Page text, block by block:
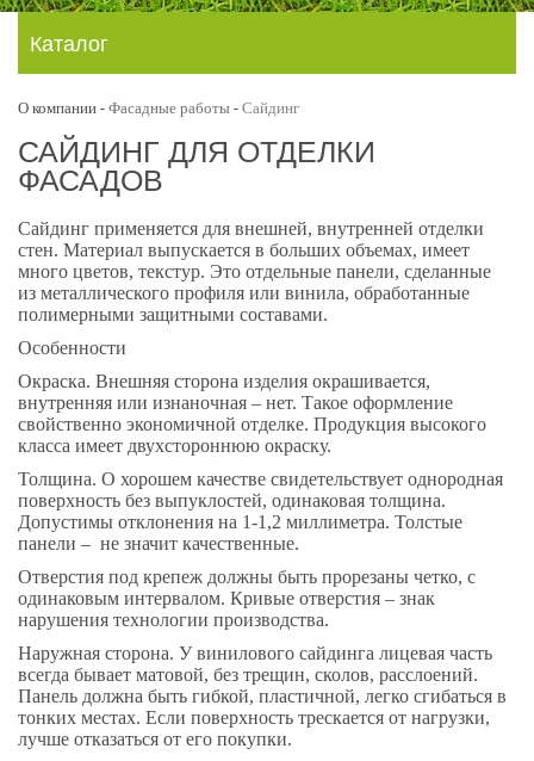
Каталог
О компании - Фасадные работы - Сайдинг
САЙДИНГ ДЛЯ ОТДЕЛКИ
ФАСАДОВ
Сайдинг применяется для внешней, внутренней отделки
стен. Материал выпускается в больших объемах, имеет
много цветов, текстур. Это отдельные панели, сделанные
из металлического профиля или винила, обработанные
полимерными защитными составами.
Особенности
Окраска. Внешняя сторона изделия окрашивается,
внутренняя или изнаночная – нет. Такое оформление
свойственно экономичной отделке. Продукция высокого
класса имеет двухстороннюю окраску.
Толщина. О хорошем качестве свидетельствует однородная
поверхность без выпуклостей, одинаковая толщина.
Допустимы отклонения на 1-1,2 миллиметра. Толстые
панели – не значит качественные.
Отверстия под крепеж должны быть прорезаны четко, с
одинаковым интервалом. Кривые отверстия – знак
нарушения технологии производства.
Наружная сторона. У винилового сайдинга лицевая часть
всегда бывает матовой, без трещин, сколов, расслоений.
Панель должна быть гибкой, пластичной, легко сгибаться в
тонких местах. Если поверхность трескается от нагрузки,
лучше отказаться от его покупки.